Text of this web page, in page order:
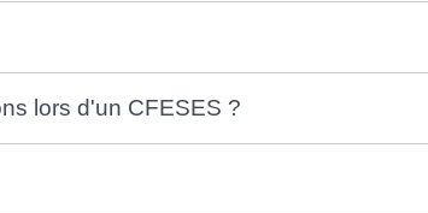
lors d'un CFESES ?